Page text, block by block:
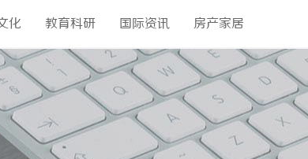
化 教育科研 国际资讯 房产家居